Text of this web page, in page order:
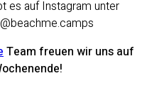
es auf Instagram unter
Team freuen wir uns auf